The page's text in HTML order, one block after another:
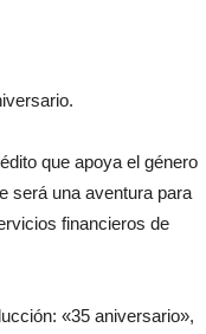
que apoya el género
será una aventura para
financieros de
«35 aniversario»,